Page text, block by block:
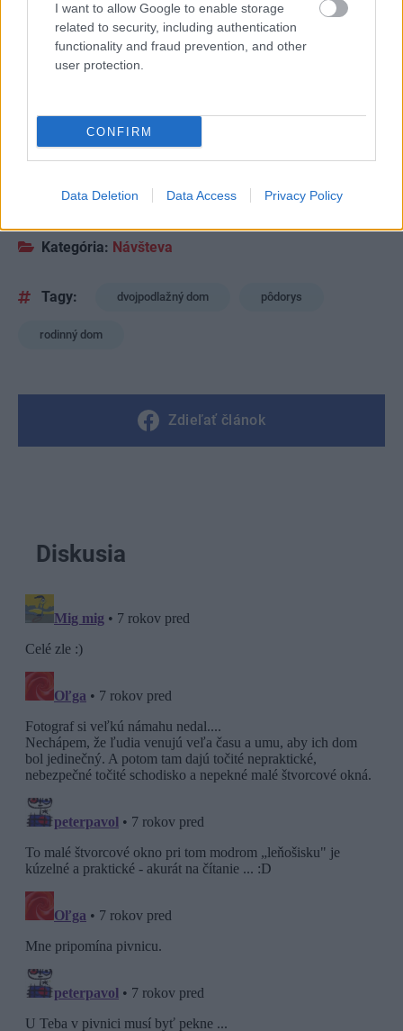
I want to allow Google to enable storage
related to security, including authentication
functionality and fraud prevention, and other
user protection.
CONFIRM
Data Deletion Data Access Privacy Policy
Zdroj a foto: ZETTE ateliér s.r.o.
Kategória: Návšteva
Tagy: dvojpodlažný dom pôdorys
rodinný dom
Zdieľať článok
Diskusia